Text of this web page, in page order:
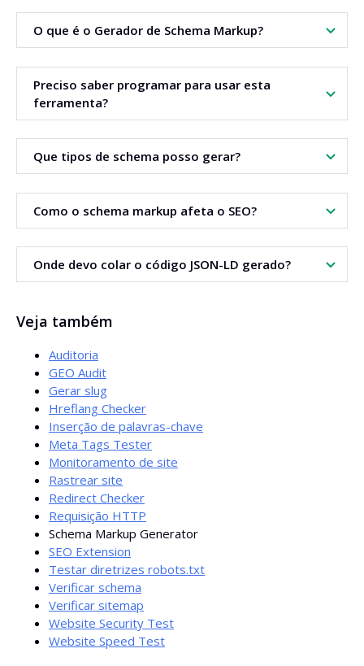
O que é o Gerador de Schema Markup?
É uma ferramenta que gera código JSON-LD com dados
estruturados com base no tipo de schema selecionado.
Preciso saber programar para usar esta
ferramenta?
Não. Basta escolher o tipo de schema e preencher os
campos. A ferramenta gera automaticamente o código
pronto a usar.
Que tipos de schema posso gerar?
Pode gerar tipos populares como Artigo, Produto, Vídeo,
Organização, FAQ e outros.
Como o schema markup afeta o SEO?
Os dados estruturados ajudam os motores de busca a
compreender o conteúdo e aumentam as hipóteses de
obter rich results.
Onde devo colar o código JSON-LD gerado?
uma tag script com o tipo application ld+json.
Veja também
Auditoria
GEO Audit
Gerar slug
Hreflang Checker
Inserção de palavras-chave
Meta Tags Tester
Monitoramento de site
Rastrear site
Redirect Checker
Requisição HTTP
Schema Markup Generator
SEO Extension
Testar diretrizes robots.txt
Verificar schema
Verificar sitemap
Website Security Test
Website Speed Test